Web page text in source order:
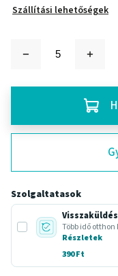
Szállítási lehetőségek
Szolgaltatasok
Részletek
390 Ft